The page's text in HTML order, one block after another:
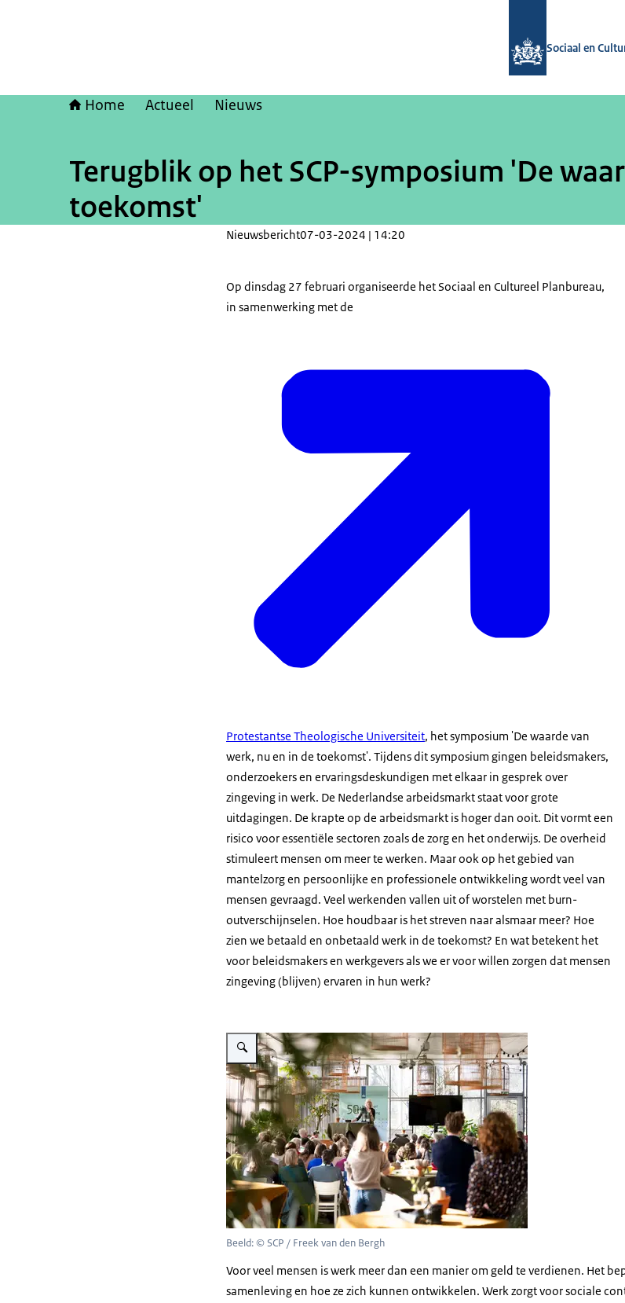
Sociaal en
Home Actueel Nieuws
Terugblik op het SCP-symposium 'De
toekomst'
Nieuwsbericht07-03-2024 | 14:20
Op dinsdag 27 februari organiseerde het Sociaal en Cultureel Planbureau,
in samenwerking met de
Protestantse Theologische Universiteit, het symposium 'De waarde van
werk, nu en in de toekomst'. Tijdens dit symposium gingen beleidsmakers,
onderzoekers en ervaringsdeskundigen met elkaar in gesprek over
zingeving in werk. De Nederlandse arbeidsmarkt staat voor grote
uitdagingen. De krapte op de arbeidsmarkt is hoger dan ooit. Dit vormt een
risico voor essentiële sectoren zoals de zorg en het onderwijs. De overheid
stimuleert mensen om meer te werken. Maar ook op het gebied van
mantelzorg en persoonlijke en professionele ontwikkeling wordt veel van
mensen gevraagd. Veel werkenden vallen uit of worstelen met burn-
outverschijnselen. Hoe houdbaar is het streven naar alsmaar meer? Hoe
zien we betaald en onbetaald werk in de toekomst? En wat betekent het
voor beleidsmakers en werkgevers als we er voor willen zorgen dat mensen
zingeving (blijven) ervaren in hun werk?
Vergroot afbeelding SCP-symposium De waarde van werk, nu en in de toekomst
Beeld: © SCP / Freek van den Bergh
Voor veel mensen is werk meer dan een manier om geld te verdienen. Het
samenleving en hoe ze zich kunnen ontwikkelen. Werk zorgt voor sociale